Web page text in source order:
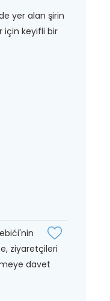
yer alan şirin
için keyifli bir
ziyaretçileri
davet